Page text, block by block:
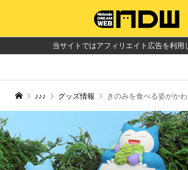
当サイトではアフィリエイト広告を利用
♪♪♪ グッズ情報 きのみを食べる姿がかわいい、カプセルトイ「ポケモン まんぷく